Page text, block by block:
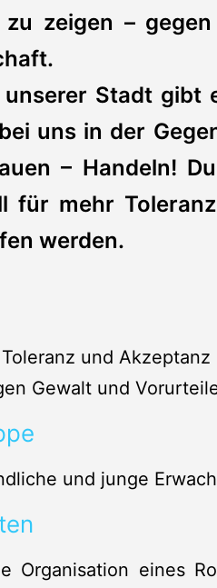
zu zeigen –
Stadt gibt
uns in der
– Handeln!
für mehr
werden.
und Akzeptanz
Gewalt und
und junge
Organisation eines